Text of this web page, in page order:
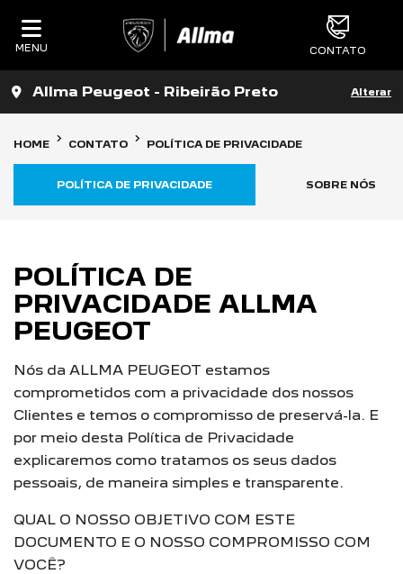
MENU CONTATO
Allma Peugeot - Ribeirão Preto Alterar
HOME CONTATO POLÍTICA DE PRIVACIDADE
SOBRE NÓS
POLÍTICA DE PRIVACIDADE
POLÍTICA DE
PRIVACIDADE ALLMA
PEUGEOT
Nós da ALLMA PEUGEOT estamos
comprometidos com a privacidade dos nossos
Clientes e temos o compromisso de preservá-la. E
por meio desta Política de Privacidade
explicaremos como tratamos os seus dados
pessoais, de maneira simples e transparente.
QUAL O NOSSO OBJETIVO COM ESTE
DOCUMENTO E O NOSSO COMPROMISSO COM
VOCÊ?